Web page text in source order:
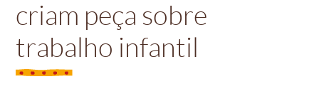
criam peça sobre
trabalho infantil